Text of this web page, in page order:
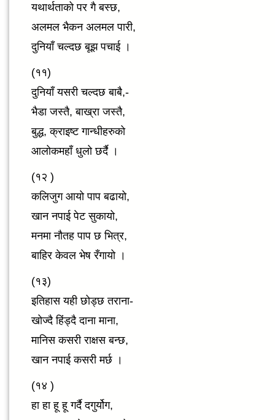
यथार्थताको पर गै बस्छ,
अलमल भैकन अलमल पारी,
दुनियाँ चल्दछ बूझ पचाई ।
(११)
दुनियाँ यसरी चल्दछ बाबै,-
भैडा जस्तै, बाख्रा जस्तै,
बुद्ध, क्राइष्ट गान्धीहरुको
आलोकमहाँ धुलो छर्दै ।
(१२ )
कलिजुग आयो पाप बढायो,
खान नपाई पेट सुकायो,
मनमा नौतह पाप छ भित्र,
बाहिर केवल भेष रँगायो ।
(१३)
इतिहास यही छोड्छ तराना-
खोज्दै हिंड्दै दाना माना,
मानिस कसरी राक्षस बन्छ,
खान नपाई कसरी मर्छ ।
(१४ )
हा हा हू हू गर्दै दगुर्योग,